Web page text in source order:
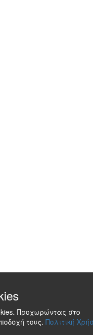
Προχωρώντας στο
τους. Πολιτική